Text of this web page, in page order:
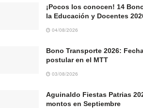
¡Pocos los conocen! 14
la Educación y Docentes
04/08/2026
Bono Transporte 2026:
postular en el MTT
03/08/2026
Aguinaldo Fiestas Patrias
montos en Septiembre